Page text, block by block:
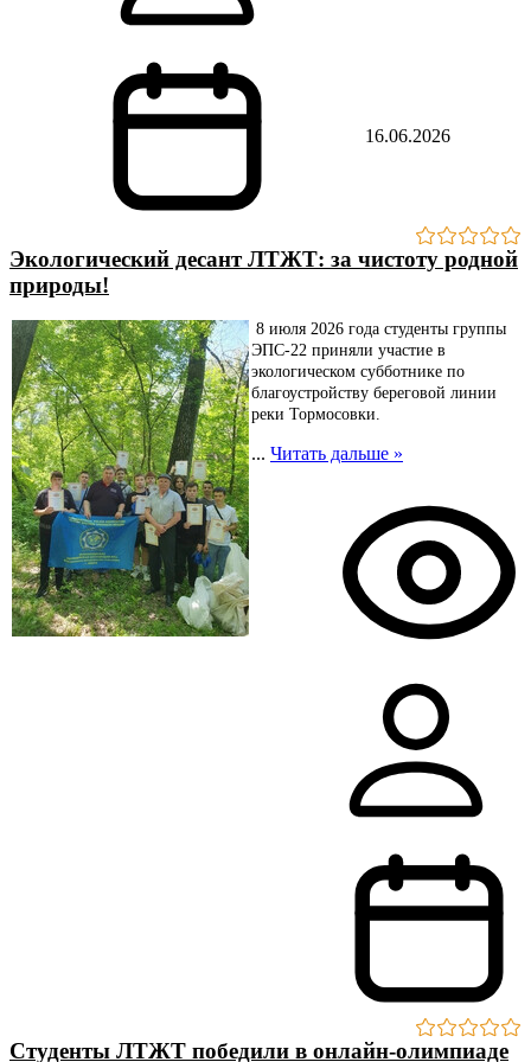
16.06.2026
Экологический десант ЛТЖТ: за чистоту родной
природы!
8 июля 2026 года студенты группы
ЭПС-22 приняли участие в
экологическом субботнике по
благоустройству береговой линии
реки Тормосовки.
... Читать дальше »
Студенты ЛТЖТ победили в онлайн-олимпиаде